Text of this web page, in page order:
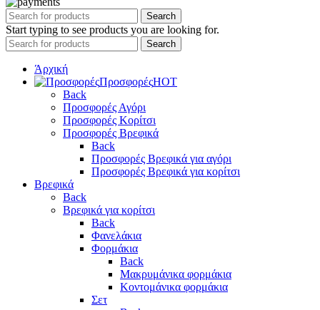
Search
Start typing to see products you are looking for.
Search
Άρχική
ΠροσφορέςHOT
Back
Προσφορές Αγόρι
Προσφορές Κορίτσι
Προσφορές Βρεφικά
Back
Προσφορές Βρεφικά για αγόρι
Προσφορές Βρεφικά για κορίτσι
Βρεφικά
Back
Βρεφικά για κορίτσι
Back
Φανελάκια
Φορμάκια
Back
Μακρυμάνικα φορμάκια
Κοντομάνικα φορμάκια
Σετ